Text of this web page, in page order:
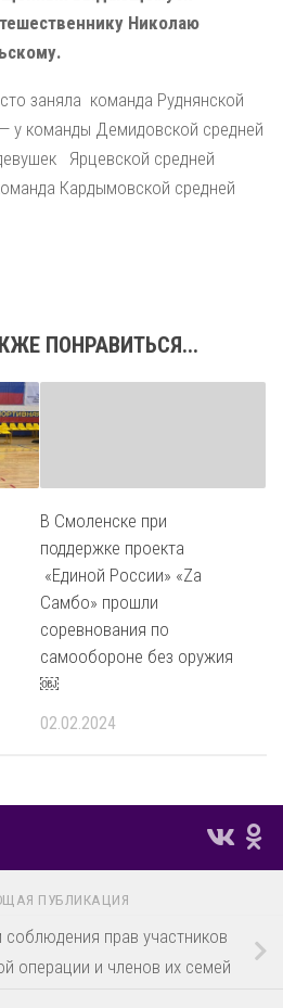
Николаю
заняла команда Руднянской
у команды Демидовской средней
Ярцевской средней
Кардымовской средней
ПОНРАВИТЬСЯ...
В Смоленске при
поддержке проекта
«Единой России» «Zа
Самбо» прошли
соревнования по
самообороне без оружия
￼
02.02.2024
ПУБЛИКАЦИЯ
прав участников
операции и членов их семей